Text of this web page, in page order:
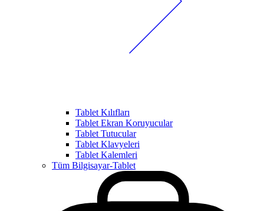
Tablet Kılıfları
Tablet Ekran Koruyucular
Tablet Tutucular
Tablet Klavyeleri
Tablet Kalemleri
Tüm Bilgisayar-Tablet